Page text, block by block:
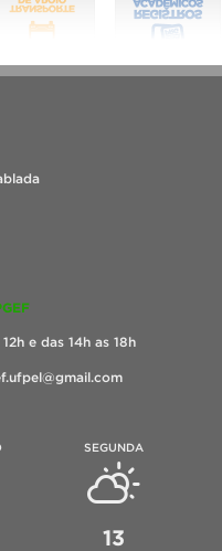
e das 14h as 18h
SEGUNDA
13